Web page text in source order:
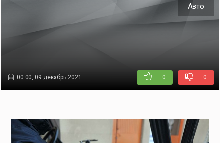
Авто
00:00, 09 декабрь 2021 0 0